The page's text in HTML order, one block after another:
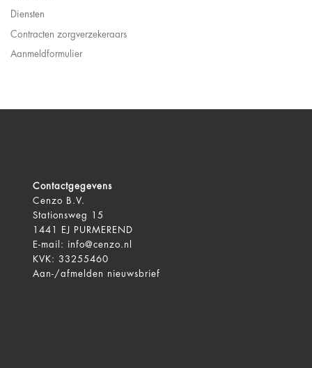
Diensten
Contracten zorgverzekeraars
Aanmeldformulier
Contactgegevens
Cenzo B.V.
Stationsweg 15
1441 EJ PURMEREND
E-mail:
info@cenzo.nl
KVK: 33255460
Aan-/afmelden
nieuwsbrief